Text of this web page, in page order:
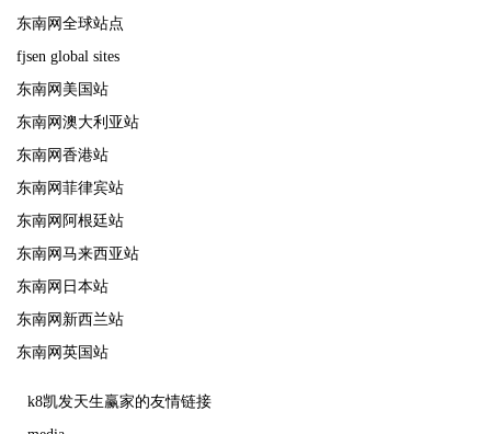
东南网全球站点
fjsen global sites
东南网美国站
东南网澳大利亚站
东南网香港站
东南网菲律宾站
东南网阿根廷站
东南网马来西亚站
东南网日本站
东南网新西兰站
东南网英国站
k8凯发天生赢家的友情链接